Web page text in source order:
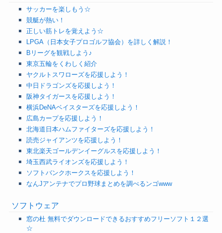
サッカーを楽しもう☆
競艇が熱い！
正しい筋トレを覚えよう☆
LPGA（日本女子プロゴルフ協会）を詳しく解説！
Bリーグを観戦しよう♪
東京五輪をくわしく紹介
ヤクルトスワローズを応援しよう！
中日ドラゴンズを応援しよう！
阪神タイガースを応援しよう！
横浜DeNAベイスターズを応援しよう！
広島カープを応援しよう！
北海道日本ハムファイターズを応援しよう！
読売ジャイアンツを応援しよう！
東北楽天ゴールデンイーグルスを応援しよう！
埼玉西武ライオンズを応援しよう！
ソフトバンクホークスを応援しよう！
なんJアンテナでプロ野球まとめを調べるンゴwww
ソフトウェア
窓の杜 無料でダウンロードできるおすすめフリーソフト１２選
☆